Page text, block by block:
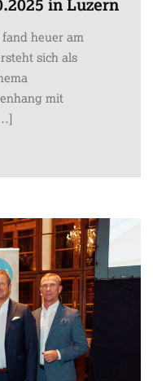
in Luzern
heuer am
sich als
mit